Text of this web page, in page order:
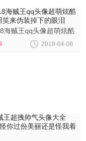
海贼王qq头像超萌炫酷
用笑来伪装掉下的眼泪
2019-04-08